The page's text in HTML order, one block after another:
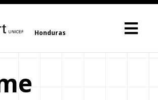
Honduras